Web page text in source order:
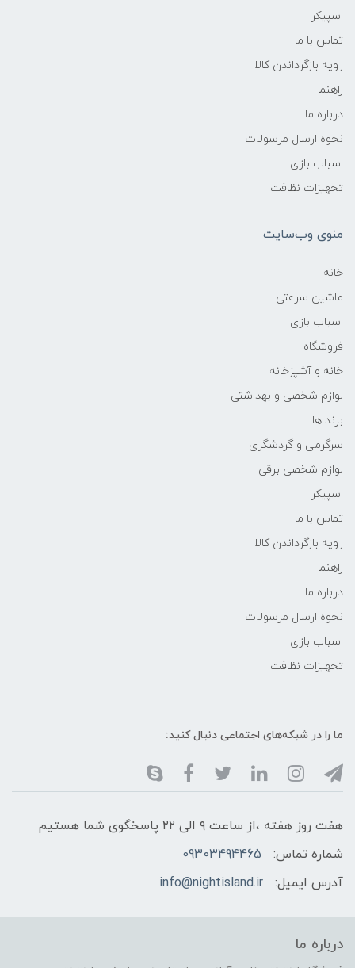
اسپیکر
تماس با ما
رویه بازگرداندن کالا
راهنما
درباره ما
نحوه ارسال مرسولات
اسباب بازی
تجهیزات نظافت
منوی وب‌سایت
خانه
ماشین سرعتی
اسباب بازی
فروشگاه
خانه و آشپزخانه
لوازم شخصی و بهداشتی
برند ها
سرگرمی و گردشگری
لوازم شخصی برقی
اسپیکر
تماس با ما
رویه بازگرداندن کالا
راهنما
درباره ما
نحوه ارسال مرسولات
اسباب بازی
تجهیزات نظافت
ما را در شبکه‌های اجتماعی دنبال کنید:
هفت روز هفته ،از ساعت ۹ الی ۲۲ پاسخگوی شما هستیم
شماره تماس:
09303494465
آدرس ایمیل:
info@nightisland.ir
درباره ما